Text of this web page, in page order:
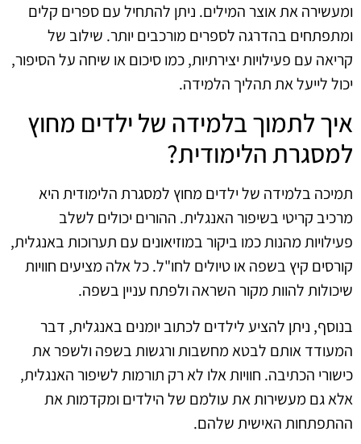
ומעשירה את אוצר המילים. ניתן להתחיל עם ספרים קלים
ומתפתחים בהדרגה לספרים מורכבים יותר. שילוב של
קריאה עם פעילויות יצירתיות, כמו סיכום או שיחה על הסיפור,
יכול לייעל את תהליך הלמידה.
איך לתמוך בלמידה של ילדים מחוץ
למסגרת הלימודית?
תמיכה בלמידה של ילדים מחוץ למסגרת הלימודית היא
מרכיב קריטי בשיפור האנגלית. ההורים יכולים לשלב
פעילויות מהנות כמו ביקור במוזיאונים עם תערוכות באנגלית,
קורסים קיץ בשפה או טיולים לחו"ל. כל אלה מציעים חוויות
שיכולות להוות מקור השראה ולפתח עניין בשפה.
בנוסף, ניתן להציע לילדים לכתוב יומנים באנגלית, דבר
המעודד אותם לבטא מחשבות ורגשות בשפה ולשפר את
כישורי הכתיבה. חוויות אלו לא רק תורמות לשיפור האנגלית,
אלא גם מעשירות את עולמם של הילדים ומקדמות את
ההתפתחות האישית שלהם.